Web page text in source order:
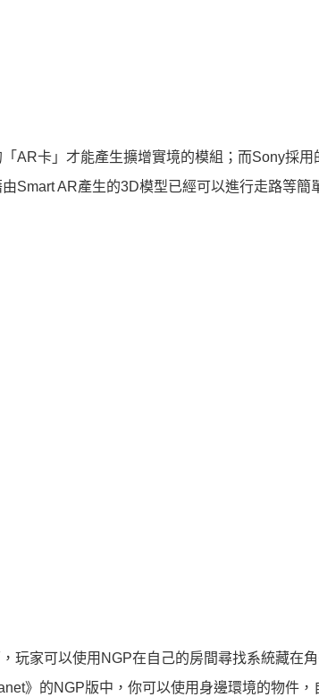
AR卡」才能產生擴增實境的模組；而Sony採用
Smart AR產生的3D模型已經可以進行走路等簡
玩家可以使用NGP在自己的房間尋找系統藏在
》的NGP版中，你可以使用身邊環境的物件，